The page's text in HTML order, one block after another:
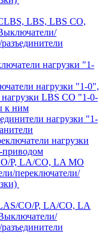
LBS, LBS CO,
нагрузки "1-
нагрузки "1-0",
LBS CO "1-0-
к ним
нагрузки "1-
нагрузки
приводом
P, LA/CO, LA MO
переключатели/
CO/P, LA/CO, LA